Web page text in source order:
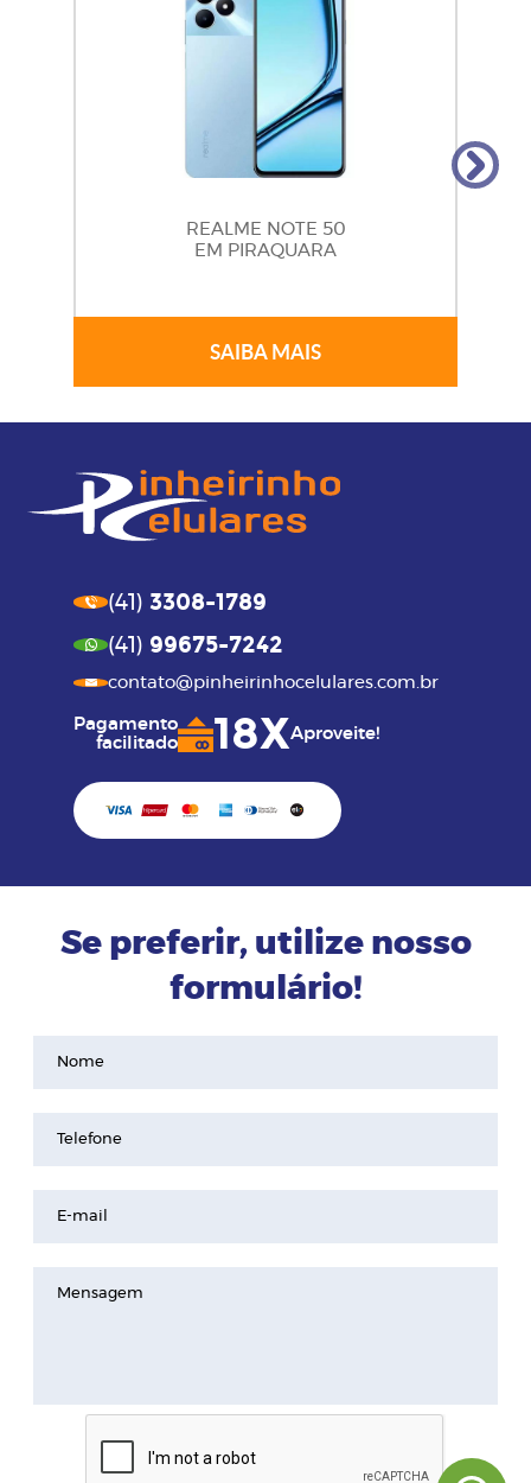
REALME NOTE 50
EM PIRAQUARA
SAIBA MAIS
(41) 3308-1789
(41) 99675-7242
contato@pinheirinhocelulares.com.br
Pagamento
facilitado
18XAproveite!
Se preferir, utilize nosso
formulário!
Nome
Telefone
E-mail
Mensagem